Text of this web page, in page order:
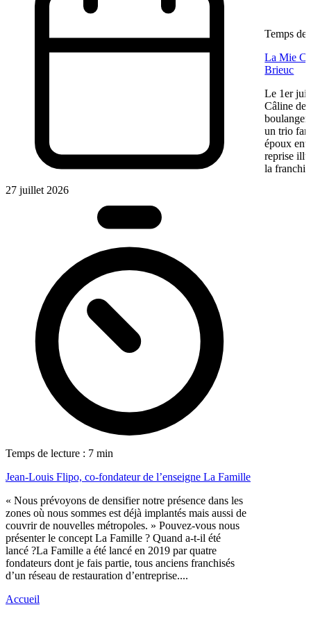
27 juillet 2026
Temps de lecture : 7 min
Jean-Louis Flipo, co-fondateur de l’enseigne La Famille
« Nous prévoyons de densifier notre présence dans les
zones où nous sommes est déjà implantés mais aussi de
couvrir de nouvelles métropoles. » Pouvez-vous nous
présenter le concept La Famille ? Quand a-t-il été
lancé ?La Famille a été lancé en 2019 par quatre
fondateurs dont je fais partie, tous anciens franchisés
d’un réseau de restauration d’entreprise....
Temps de
La Mie
Brieuc
Le 1er
Câline de
un trio
époux
reprise
la
Accueil